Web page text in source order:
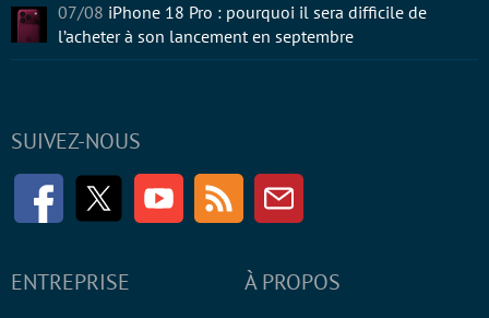
SUIVEZ-NOUS
FacebookTwitter Youtube RSS Newsletter
ENTREPRISE À PROPOS
07/08 iPhone 18 Pro : pourquoi il sera difficile de
l’acheter à son lancement en septembre